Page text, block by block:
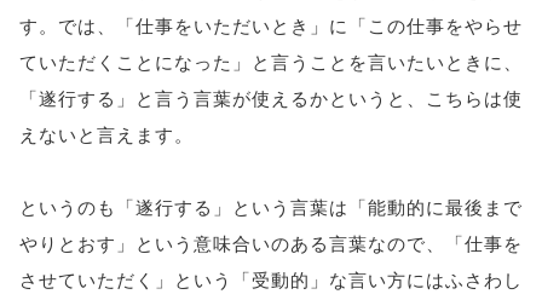
す。では、「仕事をいただいとき」に「この仕事をやらせ
ていただくことになった」と言うことを言いたいときに、
「遂行する」と言う言葉が使えるかというと、こちらは使
えないと言えます。
というのも「遂行する」という言葉は「能動的に最後まで
やりとおす」という意味合いのある言葉なので、「仕事を
させていただく」という「受動的」な言い方にはふさわし